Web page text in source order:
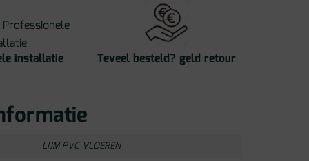
installatie Teveel besteld? geld retour
LIJM PVC VLOEREN